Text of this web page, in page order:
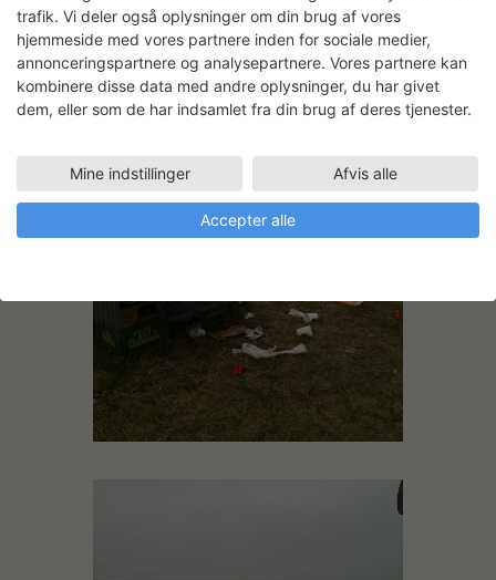
trafik. Vi deler også oplysninger om din brug af vores
hjemmeside med vores partnere inden for sociale medier,
annonceringspartnere og analysepartnere. Vores partnere kan
kombinere disse data med andre oplysninger, du har givet
dem, eller som de har indsamlet fra din brug af deres tjenester.
Mine indstillinger Afvis alle
Accepter alle